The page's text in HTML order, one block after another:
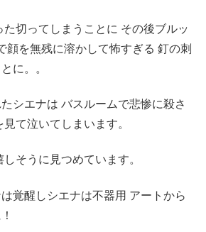
た切ってしまうことに その後ブルッ
顔を無残に溶かして怖すぎる 釘の刺
に。。
シエナは バスルームで悲惨に殺さ
て泣いてしまいます。
そうに見つめています。
覚醒しシエナは不器用 アートから